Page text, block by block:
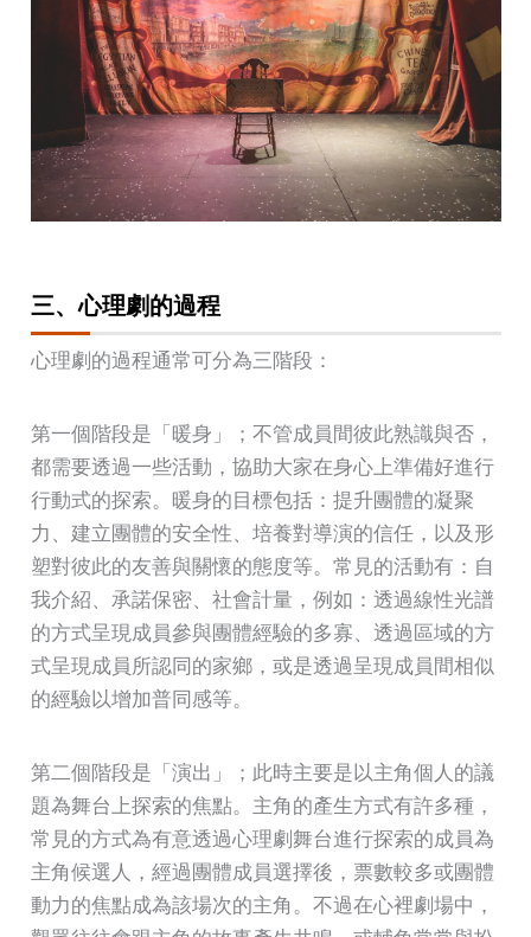
三、心理劇的過程
心理劇的過程通常可分為三階段：
第一個階段是「暖身」；不管成員間彼此熟識與否，
都需要透過一些活動，協助大家在身心上準備好進行
行動式的探索。暖身的目標包括：提升團體的凝聚
力、建立團體的安全性、培養對導演的信任，以及形
塑對彼此的友善與關懷的態度等。常見的活動有：自
我介紹、承諾保密、社會計量，例如：透過線性光譜
的方式呈現成員參與團體經驗的多寡、透過區域的方
式呈現成員所認同的家鄉，或是透過呈現成員間相似
的經驗以增加普同感等。
第二個階段是「演出」；此時主要是以主角個人的議
題為舞台上探索的焦點。主角的產生方式有許多種，
常見的方式為有意透過心理劇舞台進行探索的成員為
主角候選人，經過團體成員選擇後，票數較多或團體
動力的焦點成為該場次的主角。不過在心裡劇場中，